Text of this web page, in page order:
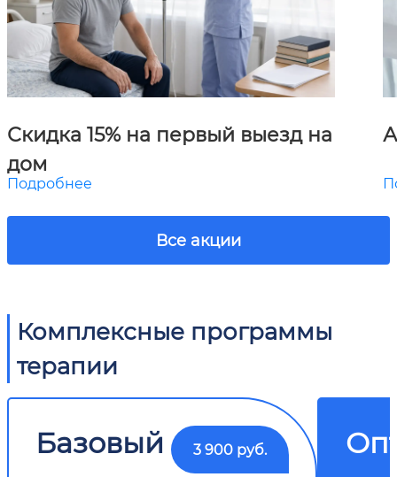
Скидка 15% на первый выезд на
дом
Подробнее
Все акции
Комплексные программы
терапии
Базовый 3 900 руб.